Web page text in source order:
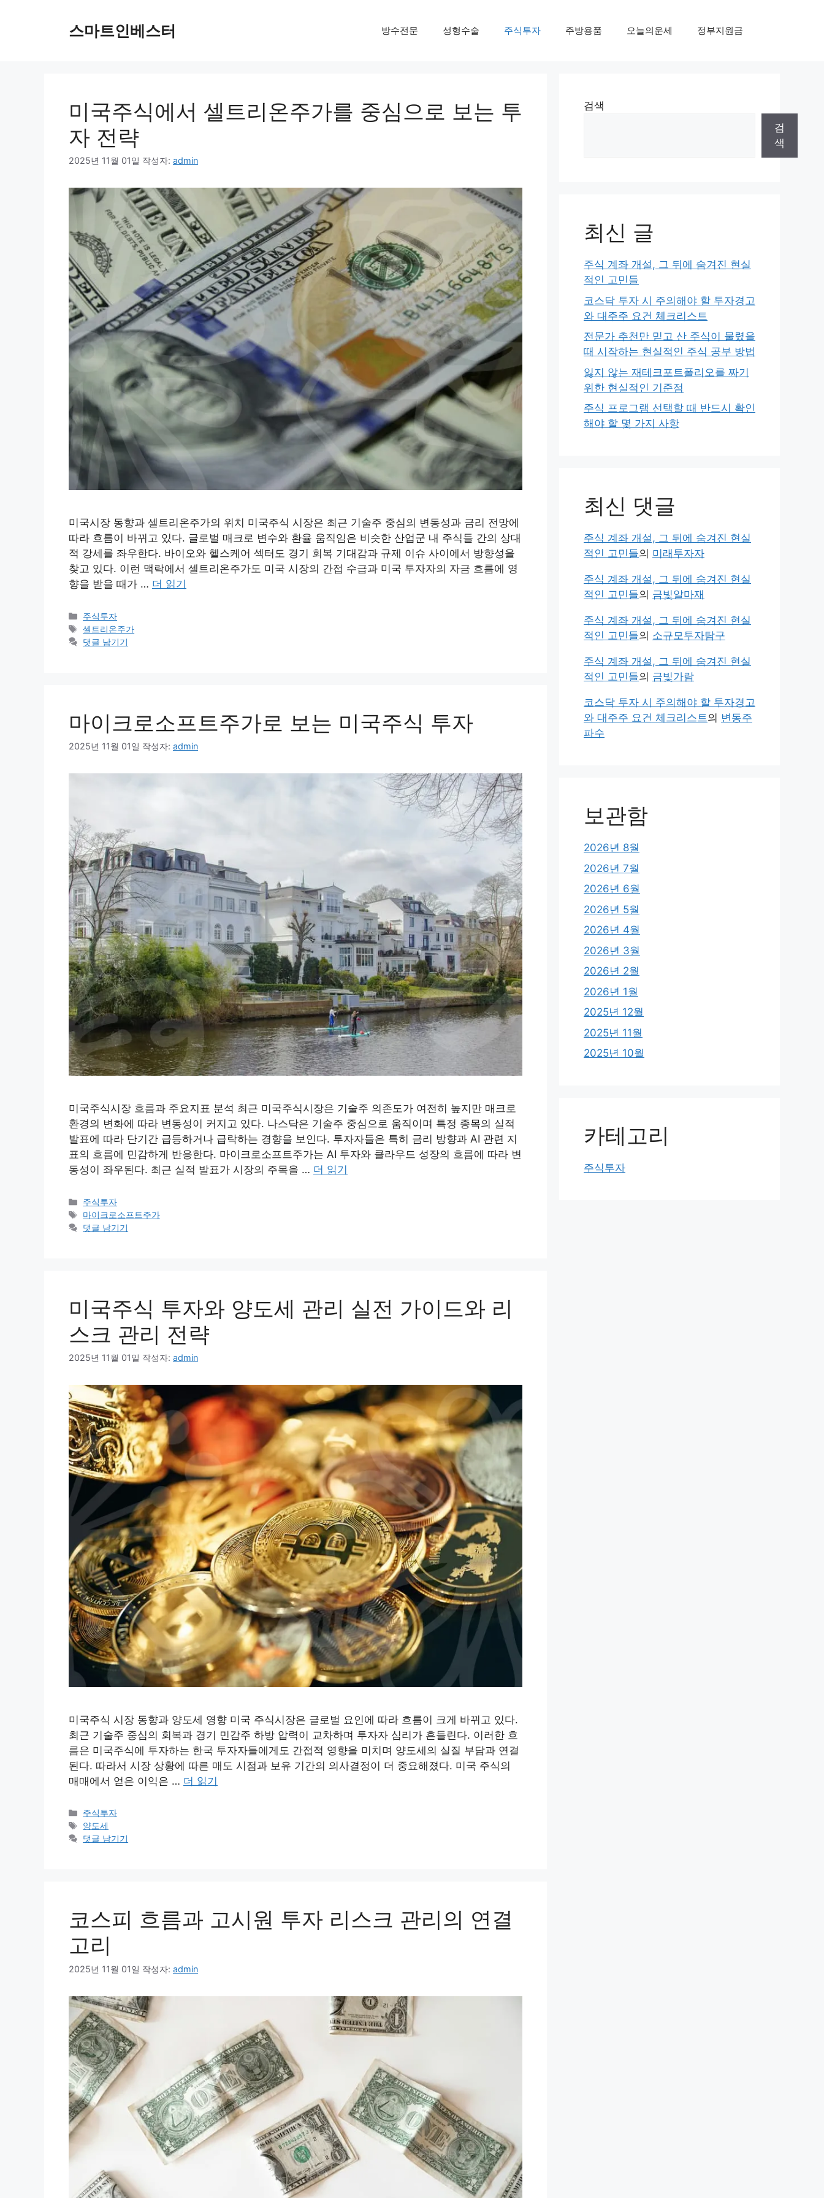
스마트인베스터 방수전문 성형수술 주식투자 주방용품 오늘의운세 정부지원금
미국주식에서 셀트리온주가를 중심으로 보는 투
자 전략
2025년 11월 01일 작성자: admin
미국시장 동향과 셀트리온주가의 위치 미국주식 시장은 최근 기술주 중심의 변동성과 금리 전망에
따라 흐름이 바뀌고 있다. 글로벌 매크로 변수와 환율 움직임은 비슷한 산업군 내 주식들 간의 상대
적 강세를 좌우한다. 바이오와 헬스케어 섹터도 경기 회복 기대감과 규제 이슈 사이에서 방향성을
찾고 있다. 이런 맥락에서 셀트리온주가도 미국 시장의 간접 수급과 미국 투자자의 자금 흐름에 영
향을 받을 때가 … 더 읽기
카
테
고
주식투자
태
그
셀트리온주가
댓글 남기기
마이크로소프트주가로 보는 미국주식 투자
2025년 11월 01일 작성자: admin
미국주식시장 흐름과 주요지표 분석 최근 미국주식시장은 기술주 의존도가 여전히 높지만 매크로
환경의 변화에 따라 변동성이 커지고 있다. 나스닥은 기술주 중심으로 움직이며 특정 종목의 실적
발표에 따라 단기간 급등하거나 급락하는 경향을 보인다. 투자자들은 특히 금리 방향과 AI 관련 지
표의 흐름에 민감하게 반응한다. 마이크로소프트주가는 AI 투자와 클라우드 성장의 흐름에 따라 변
동성이 좌우된다. 최근 실적 발표가 시장의 주목을 … 더 읽기
카
테
고
주식투자
태
그
마이크로소프트주가
댓글 남기기
미국주식 투자와 양도세 관리 실전 가이드와 리
스크 관리 전략
2025년 11월 01일 작성자: admin
미국주식 시장 동향과 양도세 영향 미국 주식시장은 글로벌 요인에 따라 흐름이 크게 바뀌고 있다.
최근 기술주 중심의 회복과 경기 민감주 하방 압력이 교차하며 투자자 심리가 흔들린다. 이러한 흐
름은 미국주식에 투자하는 한국 투자자들에게도 간접적 영향을 미치며 양도세의 실질 부담과 연결
된다. 따라서 시장 상황에 따른 매도 시점과 보유 기간의 의사결정이 더 중요해졌다. 미국 주식의
매매에서 얻은 이익은 … 더 읽기
카
테
고
주식투자
태
그
양도세
댓글 남기기
코스피 흐름과 고시원 투자 리스크 관리의 연결
고리
2025년 11월 01일 작성자: admin
검색
검
색
최신 글
주식 계좌 개설, 그 뒤에 숨겨진 현실
적인 고민들
코스닥 투자 시 주의해야 할 투자경고
와 대주주 요건 체크리스트
전문가 추천만 믿고 산 주식이 물렸을
때 시작하는 현실적인 주식 공부 방법
잃지 않는 재테크포트폴리오를 짜기
위한 현실적인 기준점
주식 프로그램 선택할 때 반드시 확인
해야 할 몇 가지 사항
최신 댓글
주식 계좌 개설, 그 뒤에 숨겨진 현실
적인 고민들의 미래투자자
주식 계좌 개설, 그 뒤에 숨겨진 현실
적인 고민들의 금빛알마재
주식 계좌 개설, 그 뒤에 숨겨진 현실
적인 고민들의 소규모투자탐구
주식 계좌 개설, 그 뒤에 숨겨진 현실
적인 고민들의 금빛가람
코스닥 투자 시 주의해야 할 투자경고
와 대주주 요건 체크리스트의 변동주
파수
보관함
2026년 8월
2026년 7월
2026년 6월
2026년 5월
2026년 4월
2026년 3월
2026년 2월
2026년 1월
2025년 12월
2025년 11월
2025년 10월
카테고리
주식투자